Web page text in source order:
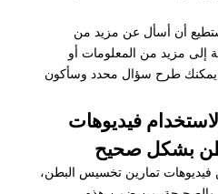
أن أسأل عن مزيد من
إلى مزيد من المعلومات أو
طرح سؤال محدد وسأكون
فيديوهات
بشكل صحيح
تمارين تخسيس البطن،